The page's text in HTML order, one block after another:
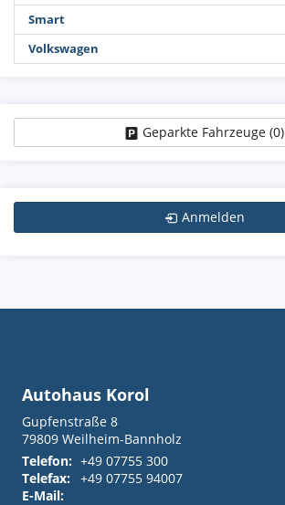
Smart
Volkswagen
Geparkte Fahrzeuge (0)
Anmelden
Autohaus Korol
Gupfenstraße 8
79809 Weilheim-Bannholz
Telefon: +49 07755 300
Telefax: +49 07755 94007
E-Mail: